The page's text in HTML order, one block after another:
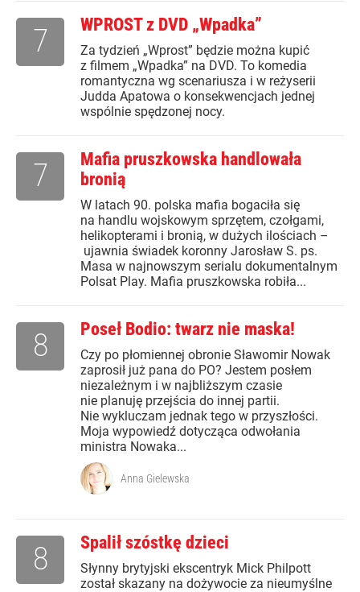
WPROST z DVD „Wpadka”
Za tydzień „Wprost” będzie można kupić
z filmem „Wpadka” na DVD. To komedia
romantyczna wg scenariusza i w reżyserii
Judda Apatowa o konsekwencjach jednej
wspólnie spędzonej nocy.
7
Mafia pruszkowska handlowała
bronią
W latach 90. polska mafia bogaciła się
na handlu wojskowym sprzętem, czołgami,
helikopterami i bronią, w dużych ilościach –
ujawnia świadek koronny Jarosław S. ps.
Masa w najnowszym serialu dokumentalnym
Polsat Play. Mafia pruszkowska robiła...
7
Poseł Bodio: twarz nie maska!
Czy po płomiennej obronie Sławomir Nowak
zaprosił już pana do PO? Jestem posłem
niezależnym i w najbliższym czasie
nie planuję przejścia do innej partii.
Nie wykluczam jednak tego w przyszłości.
Moja wypowiedź dotycząca odwołania
ministra Nowaka...
8
Anna Gielewska
Spalił szóstkę dzieci
Słynny brytyjski ekscentryk Mick Philpott
został skazany na dożywocie za nieumyślne
8